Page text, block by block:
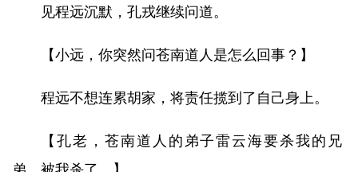
见程远沉默，孔戎继续问道。
【小远，你突然问苍南道人是怎么回事？】
程远不想连累胡家，将责任揽到了自己身上。
【孔老，苍南道人的弟子雷云海要杀我的兄